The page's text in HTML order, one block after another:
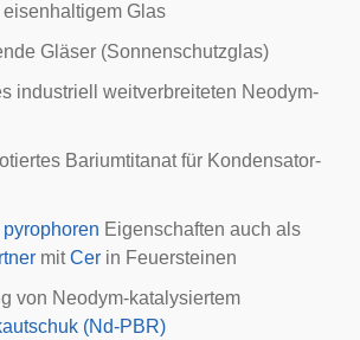
eisenhaltigem Glas
Gläser (Sonnenschutzglas)
industriell weitverbreiteten Neodym-
Bariumtitanat für Kondensator-
pyrophoren Eigenschaften auch als
mitCer in Feuersteinen
von Neodym-katalysiertem
(Nd-PBR)